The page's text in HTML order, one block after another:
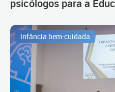
psicólogos para a
Infância bem-cuidada